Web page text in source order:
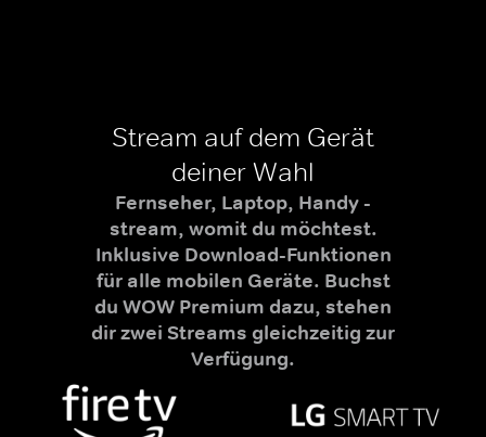
Stream auf dem Gerät
deiner Wahl
Fernseher, Laptop, Handy -
stream, womit du möchtest.
Inklusive Download-Funktionen
für alle mobilen Geräte. Buchst
du WOW Premium dazu, stehen
dir zwei Streams gleichzeitig zur
Verfügung.